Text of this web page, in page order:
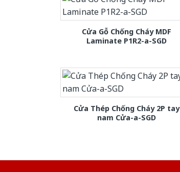
Cửa Gỗ Chống Cháy MDF
Laminate P1R2-a-SGD
Cửa Thép Chống Cháy 2P tay
nam Cửa-a-SGD